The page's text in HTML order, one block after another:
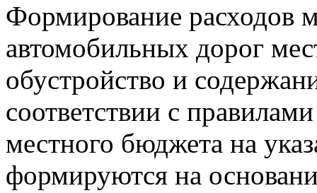
Формирование расходов
автомобильных дорог
обустройство и
соответствии с
местного бюджета на
формируются на